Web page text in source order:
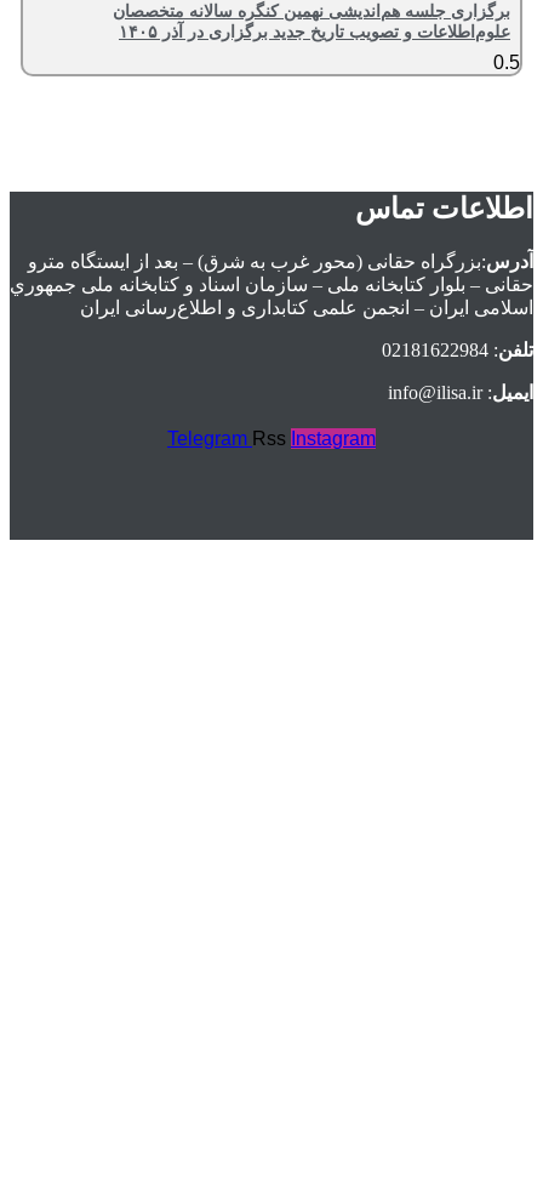
برگزاری جلسه هم‌اندیشی نهمین کنگره سالانه متخصصان
علوم‌اطلاعات و تصویب تاریخ جدید برگزاری در آذر ۱۴۰۵
اطلاعات تماس
آدرس:بزرگراه حقانی (محور غرب به شرق) – بعد از ايستگاه مترو
حقانی – بلوار كتابخانه ملی – سازمان اسناد و كتابخانه ملی جمهوري
اسلامی ايران – انجمن علمی کتابداری و اطلاع‌رسانی ایران
تلفن: 02181622984
ایمیل: info@ilisa.ir
Telegram Rss Instagram